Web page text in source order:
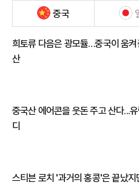
중국
희토류 다음은 광모듈…중국이 움
산
중국산 에어콘을 웃돈 주고 산다...
디
스티븐 로치 '과거의 홍콩'은 끝났